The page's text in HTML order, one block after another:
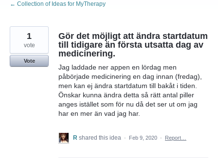
← Collection of Ideas for MyTherapy
Gör det möjligt att ändra startdatum
till tidigare än första utsatta dag av
medicinering.
Jag laddade ner appen en lördag men
påbörjade medicinering en dag innan (fredag),
men kan ej ändra startdatum till bakåt i tiden.
Önskar kunna ändra detta så rätt antal piller
anges istället som för nu då det ser ut om jag
har en mer än vad jag har.
1
vote
Vote
R shared this idea · Feb 9, 2020 · Report…